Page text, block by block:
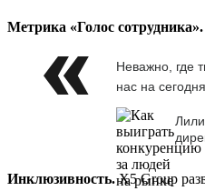
Метрика «Голос сотрудника».
Неважно, где
нас на
Инклюзивность.X5 Group